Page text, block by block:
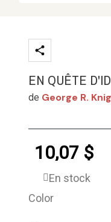
EN QUÊTE
de George R.
10,07 $
En stock
Color